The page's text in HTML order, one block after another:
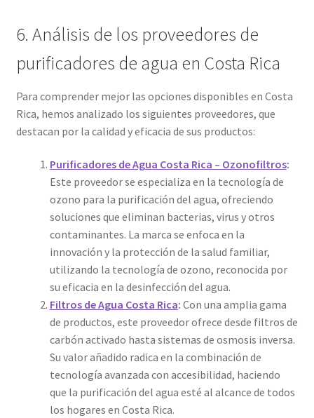
6. Análisis de los proveedores de
purificadores de agua en Costa Rica
Para comprender mejor las opciones disponibles en Costa
Rica, hemos analizado los siguientes proveedores, que
destacan por la calidad y eficacia de sus productos:
Purificadores de Agua Costa Rica – Ozonofiltros:
Este proveedor se especializa en la tecnología de
ozono para la purificación del agua, ofreciendo
soluciones que eliminan bacterias, virus y otros
contaminantes. La marca se enfoca en la
innovación y la protección de la salud familiar,
utilizando la tecnología de ozono, reconocida por
su eficacia en la desinfección del agua.
Filtros de Agua Costa Rica: Con una amplia gama
de productos, este proveedor ofrece desde filtros de
carbón activado hasta sistemas de osmosis inversa.
Su valor añadido radica en la combinación de
tecnología avanzada con accesibilidad, haciendo
que la purificación del agua esté al alcance de todos
los hogares en Costa Rica.